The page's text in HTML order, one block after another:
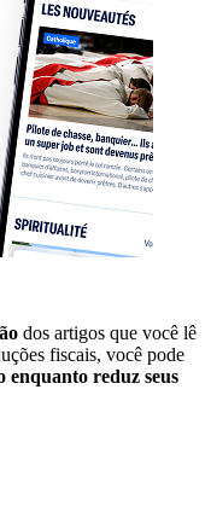
dos artigos que você lê
fiscais, você pode
enquanto reduz seus